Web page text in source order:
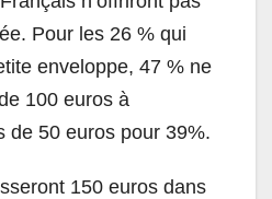
Pour les 26 % qui
enveloppe, 47 % ne
100 euros à
de 50 euros pour 39%.
150 euros dans